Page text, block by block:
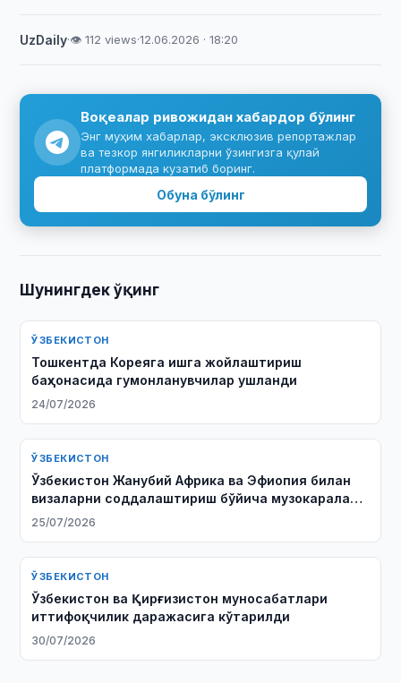
UzDaily·👁 112 views·12.06.2026 · 18:20
Воқеалар ривожидан хабардор бўлинг
Энг муҳим хабарлар, эксклюзив репортажлар
ва тезкор янгиликларни ўзингизга қулай
платформада кузатиб боринг.
Обуна бўлинг
Шунингдек ўқинг
ЎЗБЕКИСТОН
Тошкентда Кореяга ишга жойлаштириш
баҳонасида гумонланувчилар ушланди
24/07/2026
ЎЗБЕКИСТОН
Ўзбекистон Жанубий Африка ва Эфиопия билан
визаларни соддалаштириш бўйича музокаралар
олиб борди
25/07/2026
ЎЗБЕКИСТОН
Ўзбекистон ва Қирғизистон муносабатлари
иттифоқчилик даражасига кўтарилди
30/07/2026